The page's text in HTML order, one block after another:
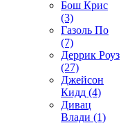
Бош Крис
(3)
Газоль По
(7)
Деррик Роуз
(27)
Джейсон
Кидд (4)
Дивац
Влади (1)